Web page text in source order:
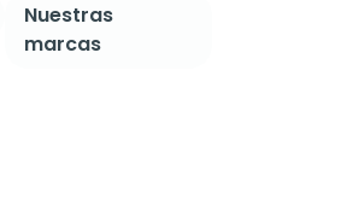
Nuestras
marcas